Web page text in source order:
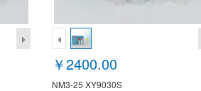
￥2400.00
NM3-25 XY9030S